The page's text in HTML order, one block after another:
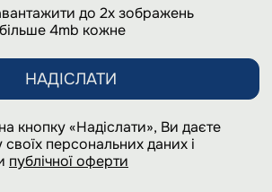
до 2х зображень
4mb кожне
НАДІСЛАТИ
кнопку «Надіслати», Ви даєте
персональних даних і
публічної оферти